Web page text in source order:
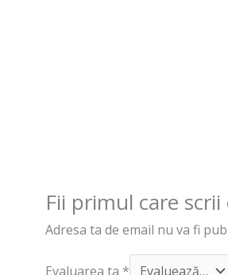
Fii primul care
Adresa ta de email nu va fi
Evaluarea ta *